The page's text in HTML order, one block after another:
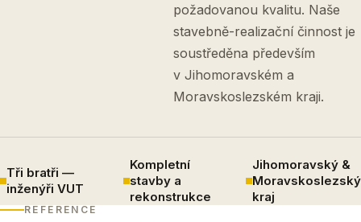
požadovanou kvalitu. Naše
stavebně-realizační činnost je
soustředěna především
v Jihomoravském a
Moravskoslezském kraji.
Tři bratři —
inženýři VUT
Kompletní
stavby a
rekonstrukce
Jihomoravský &
Moravskoslezský
kraj
REFERENCE